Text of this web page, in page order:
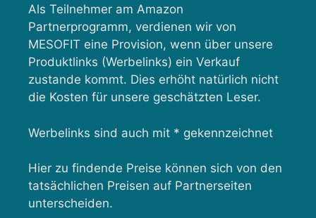
Als Teilnehmer am Amazon
Partnerprogramm, verdienen wir von
MESOFIT eine Provision, wenn über unsere
Produktlinks (Werbelinks) ein Verkauf
zustande kommt. Dies erhöht natürlich nicht
die Kosten für unsere geschätzten Leser.
Werbelinks sind auch mit * gekennzeichnet
Hier zu findende Preise können sich von den
tatsächlichen Preisen auf Partnerseiten
unterscheiden.